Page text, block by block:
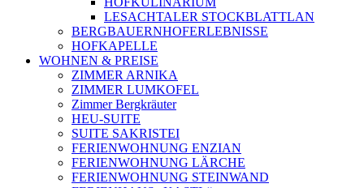
LESACHTALER STOCKBLATTLAN
BERGBAUERNHOFERLEBNISSE
HOFKAPELLE
WOHNEN & PREISE
ZIMMER ARNIKA
ZIMMER LUMKOFEL
Zimmer Bergkräuter
HEU-SUITE
SUITE SAKRISTEI
FERIENWOHNUNG ENZIAN
FERIENWOHNUNG LÄRCHE
FERIENWOHNUNG STEINWAND